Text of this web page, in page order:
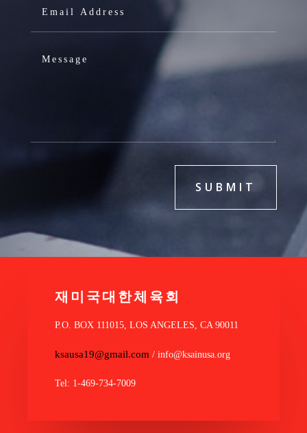
SUBMIT
재미국대한체육회
P.O. BOX 111015, LOS ANGELES, CA 90011
ksausa19@gmail.com / info@ksainusa.org
Tel: 1-469-734-7009